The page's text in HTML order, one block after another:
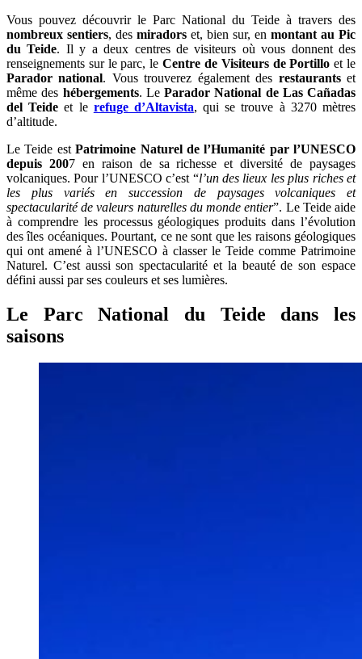
Vous pouvez découvrir le Parc National du Teide à travers des
nombreux sentiers, des miradors et, bien sur, en montant au Pic
du Teide. Il y a deux centres de visiteurs où vous donnent des
renseignements sur le parc, leCentre de Visiteurs de Portillo et le
Parador national. Vous trouverez également des restaurantset
même des hébergements. Le Parador National de Las Cañadas
del Teide et le refuge d’Altavista, qui se trouve à 3270 mètres
d’altitude.
Le Teide estPatrimoine Naturel de l’Humanité par l’UNESCO
depuis 2007 en raison de sa richesse et diversité de paysages
volcaniques. Pour l’UNESCO c’est “l’un des lieux les plus riches et
les plus variés en succession de paysages volcaniques et
spectacularité de valeurs naturelles du monde entier”. Le Teide aide
à comprendre les processus géologiques produits dans l’évolution
des îles océaniques. Pourtant, ce ne sont que les raisons géologiques
qui ont amené à l’UNESCO à classer le Teide comme Patrimoine
Naturel. C’est aussi son spectacularité et la beauté de son espace
défini aussi par ses couleurs et ses lumières.
Le Parc National du Teide dans les
saisons